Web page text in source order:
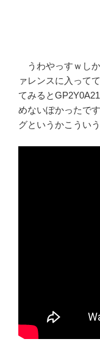
うわやっすｗし
ァレンスに入って
てみると
めないぽかったで
グというかこうい